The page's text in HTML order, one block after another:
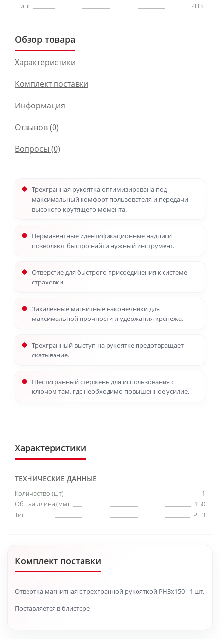
Тип:
PH3
Обзор товара
Характеристики
Комплект поставки
Информация
Отзывов (0)
Вопросы (0)
Трехгранная рукоятка оптимизирована под
максимальный комфорт пользователя и передачи
высокого крутящего момента.
Перманентные идентификационные надписи
позволяют быстро найти нужный инструмент.
Отверстие для быстрого присоединения к системе
страховки.
Закаленные магнитные наконечники для
максимальной прочности и удержания крепежа.
Трехгранный выступ на рукоятке предотвращает
скатывание.
Шестигранный стержень для использования с
ключом там, где необходимо повышенное усилие.
Характеристики
ТЕХНИЧЕСКИЕ ДАННЫЕ
Количество (шт)
1
Общая длина (мм)
150
Тип
PH3
Комплект поставки
Отвертка магнитная с трехгранной рукояткой PH3x150 - 1 шт.
Поставляется в блистере